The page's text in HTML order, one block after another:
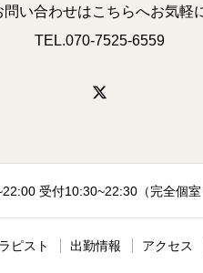
問い合わせはこちらへお気軽
TEL.070-7525-6559
受付10:30~22:30（完全個室
ピスト 出勤情報 アクセス